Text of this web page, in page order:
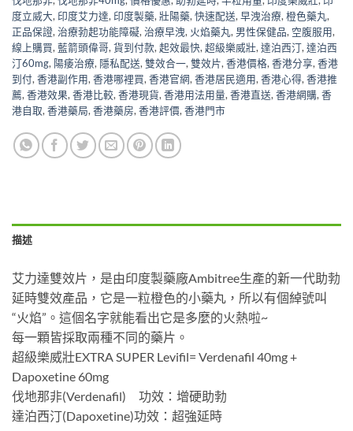
度立威大, 印度艾力達, 印度製藥, 壯陽藥, 快速配送, 早洩治療, 橙色藥丸,
正品保證, 治療勃起功能障礙, 治療早洩, 火焰藥丸, 男性保健品, 空腹服用,
線上購買, 藍箭頭偉哥, 貨到付款, 起效最快, 超級樂威壯, 達泊西汀, 達泊西
汀60mg, 陽痿治療, 隱私配送, 雙效合一, 雙效片, 香港價格, 香港分享, 香港
到付, 香港副作用, 香港哪裡買, 香港官網, 香港居民適用, 香港心得, 香港推
薦, 香港效果, 香港比較, 香港現貨, 香港用法用量, 香港直送, 香港網購, 香
港自取, 香港藥局, 香港藥房, 香港評價, 香港門市
描述
艾力達雙效片，是由印度製藥廠Ambitree生產的新一代助勃
延時雙效產品，它是一粒橙色的小藥丸，所以有個綽號叫
“火焰”。這個名字就能看出它是多麼的火熱啦~
每一顆皆採取兩種不同的藥片。
超級樂威壯EXTRA SUPER Levifil= Verdenafil 40mg +
Dapoxetine 60mg
伐地那非(Verdenafil) 功效：增硬助勃
達泊西汀(Dapoxetine)功效：超強延時